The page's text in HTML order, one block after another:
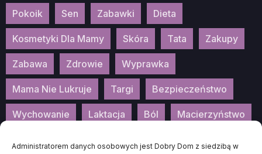
Administratorem danych osobowych jest Dobry Dom z siedzibą w
Pokoik Sen Zabawki Dieta
Kosmetyki Dla Mamy Skóra Tata Zakupy
Zabawa Zdrowie Wyprawka
Mama Nie Lukruje Targi Bezpieczeństwo
Wychowanie Laktacja Ból Macierzyństwo